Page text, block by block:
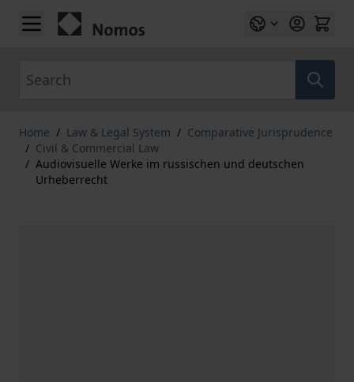
Skip to Content
Home / Law & Legal System / Comparative Jurisprudence
/ Civil & Commercial Law
/ Audiovisuelle Werke im russischen und deutschen
Urheberrecht